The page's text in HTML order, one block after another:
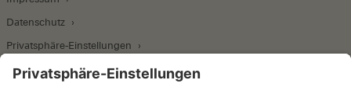
Datenschutz
Privatsphäre-Einstellungen